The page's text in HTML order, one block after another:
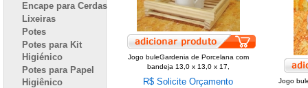
Encape para Cerdas
Lixeiras
Potes
Potes para Kit
Higiénico
Potes para Papel
Higiênico
Jogo buleGardenia de Porcelana com
bandeja 13,0 x 13,0 x 17,
R$ Solicite Orçamento Jogo